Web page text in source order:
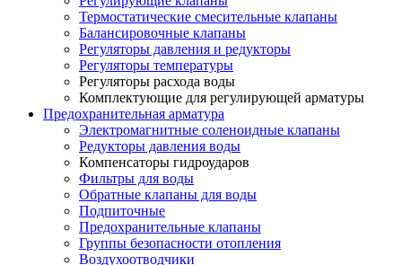
Термостатические смесительные клапаны
Балансировочные клапаны
Регуляторы давления и редукторы
Регуляторы температуры
Регуляторы расхода воды
Комплектующие для регулирующей арматуры
Предохранительная арматура
Электромагнитные соленоидные клапаны
Редукторы давления воды
Компенсаторы гидроударов
Фильтры для воды
Обратные клапаны для воды
Подпиточные
Предохранительные клапаны
Группы безопасности отопления
Воздухоотводчики